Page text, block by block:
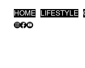
HOME LIFESTYLE